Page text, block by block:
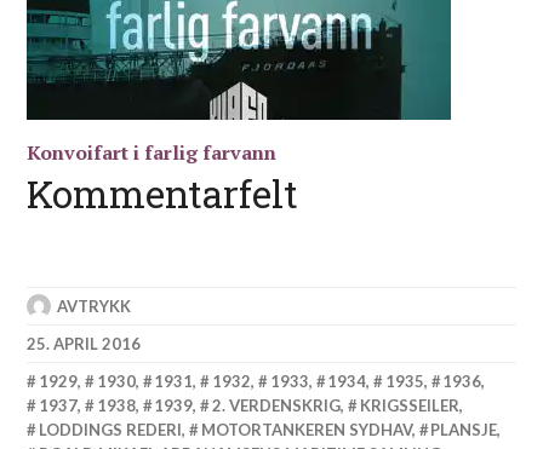
Konvoifart i farlig farvann
Kommentarfelt
AVTRYKK
25. APRIL 2016
1929, 1930, 1931, 1932, 1933, 1934, 1935, 1936,
1937, 1938, 1939, 2. VERDENSKRIG, KRIGSSEILER,
LODDINGS REDERI, MOTORTANKEREN SYDHAV, PLANSJE,